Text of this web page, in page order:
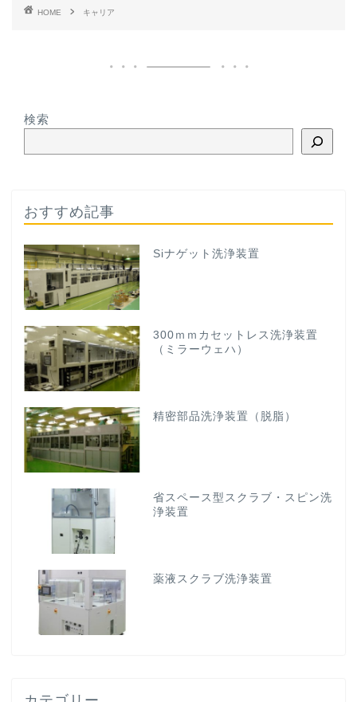
HOME キャリア
検索
おすすめ記事
Siナゲット洗浄装置
300ｍｍカセットレス洗浄装置
（ミラーウェハ）
精密部品洗浄装置（脱脂）
省スペース型スクラブ・スピン洗
浄装置
薬液スクラブ洗浄装置